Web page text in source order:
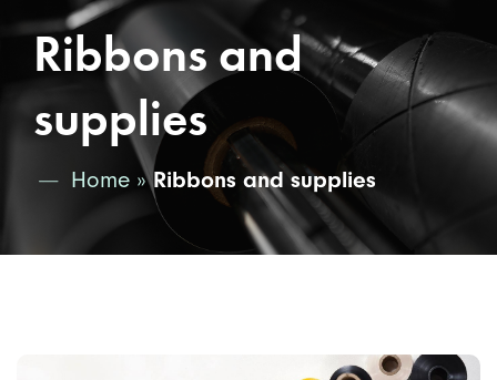
Ribbons and
supplies
Home »Ribbons and supplies